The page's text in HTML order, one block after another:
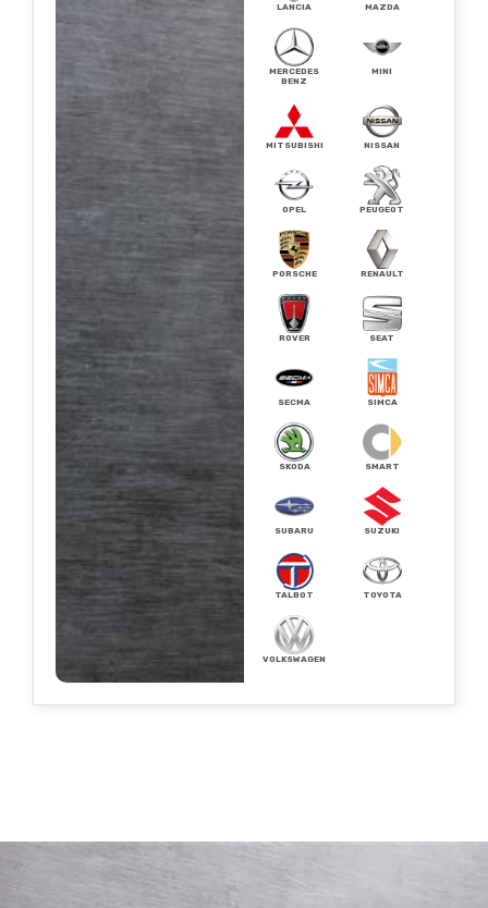
LANCIA MAZDA
MERCEDES
BENZ
MINI
MITSUBISHI NISSAN
OPEL PEUGEOT
PORSCHE RENAULT
ROVER SEAT
SECMA SIMCA
SKODA SMART
SUBARU SUZUKI
TALBOT TOYOTA
VOLKSWAGEN